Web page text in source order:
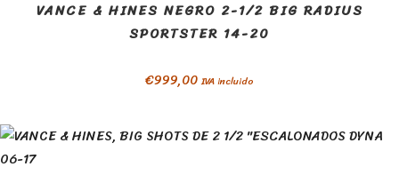
VANCE & HINES NEGRO 2-1/2 BIG RADIUS
SPORTSTER 14-20
€999,00 IVA incluido